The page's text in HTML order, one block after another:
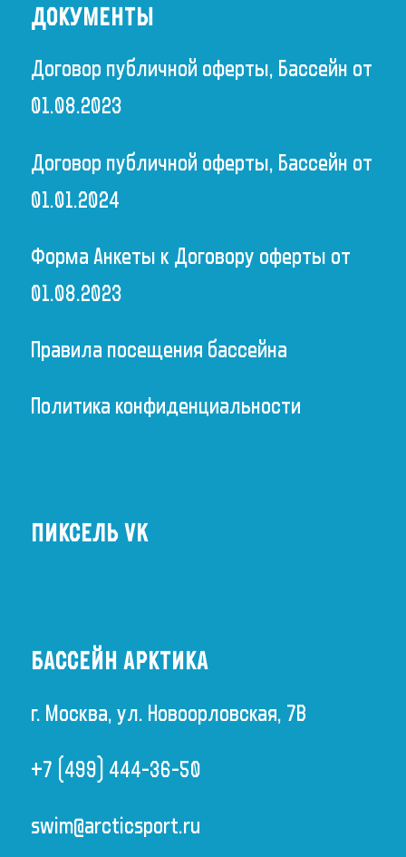
ДОКУМЕНТЫ
Договор публичной оферты, Бассейн от
01.08.2023
Договор публичной оферты, Бассейн от
01.01.2024
Форма Анкеты к Договору оферты от
01.08.2023
Правила посещения бассейна
Политика конфиденциальности
ПИКСЕЛЬ VK
БАССЕЙН АРКТИКА
г. Москва, ул. Новоорловская, 7В
+7 (499) 444-36-50
swim@arcticsport.ru